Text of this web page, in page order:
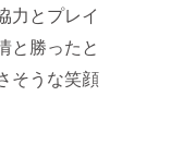
力とプレイ
と勝ったと
そうな笑顔